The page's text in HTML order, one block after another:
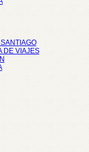
DE VIAJES